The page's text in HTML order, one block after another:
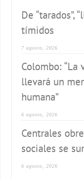
De “tarados”,
tímidos
7 agosto, 2026
Colombo:
llevará un
humana”
6 agosto, 2026
Centrales
sociales se
6 agosto, 2026